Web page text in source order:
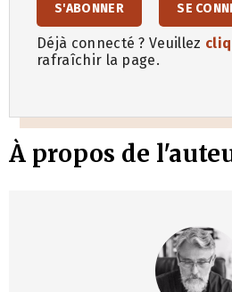
S'ABONNER SE
Déjà connecté ? Veuillez
rafraîchir la page.
À propos de